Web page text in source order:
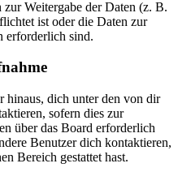
Weitergabe der Daten (z. B.
ist oder die Daten zur
erforderlich sind.
hinaus, dich unter den von dir
sofern dies zur
über das Board erforderlich
Benutzer dich kontaktieren,
Bereich gestattet hast.